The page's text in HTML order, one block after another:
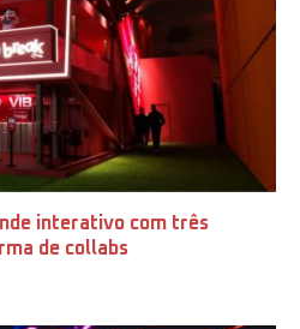
interativo com três
de collabs